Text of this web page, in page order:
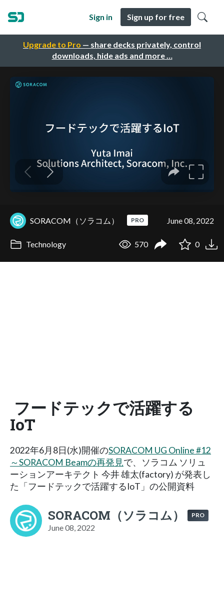
Upgrade to Pro — share decks privately, control
downloads, hide ads and more …
Sign in Sign up for free
SORACOM（ソラコム） PRO June 08, 2022
Technology 570 0
フードテックで活躍する
IoT
2022年6月8日(水)開催のSORACOM UG Online #12
～SORACOM Beamの再発見で、ソラコム ソリュ
ーションアーキテクト 今井 雄太(factory) が発表し
た「フードテックで活躍するIoT」の公開資料
SORACOM（ソラコム） PRO
June 08, 2022